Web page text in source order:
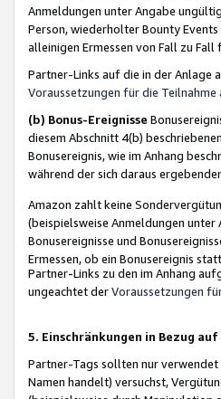
Anmeldungen unter Angabe
Person, wiederholter Bounty
alleinigen Ermessen von Fall zu
Partner-Links auf die in der Anlage
Voraussetzungen für die
(b) Bonus-Ereignisse
diesem Abschnitt 4(b)
Bonusereignis, wie im Anhang
während der sich daraus
Amazon zahlt keine
(beispielsweise Anmeldungen
Bonusereignisse und
Ermessen, ob ein Bonusereignis
Partner-Links zu den im Anhang
ungeachtet derVoraussetzungen
5. Einschränkungen in Bezug
Partner-Tags sollten nur
Namen handelt) versuchst,